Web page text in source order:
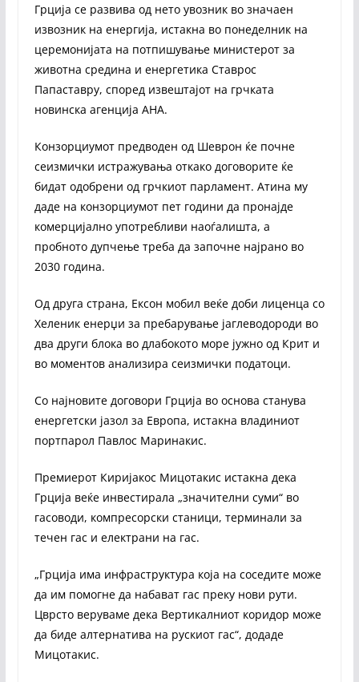
Грција се развива од нето увозник во значаен
извозник на енергија, истакна во понеделник на
церемонијата на потпишување министерот за
животна средина и енергетика Ставрос
Папаставру, според извештајот на грчката
новинска агенција АНА.
Конзорциумот предводен од Шеврон ќе почне
сеизмички истражувања откако договорите ќе
бидат одобрени од грчкиот парламент. Атина му
даде на конзорциумот пет години да пронајде
комерцијално употребливи наоѓалишта, а
пробното дупчење треба да започне најрано во
2030 година.
Од друга страна, Ексон мобил веќе доби лиценца со
Хеленик енерџи за пребарување јаглеводороди во
два други блока во длабокото море јужно од Крит и
во моментов анализира сеизмички податоци.
Со најновите договори Грција во основа станува
енергетски јазол за Европа, истакна владиниот
портпарол Павлос Маринакис.
Премиерот Киријакос Мицотакис истакна дека
Грција веќе инвестирала „значителни суми“ во
гасоводи, компресорски станици, терминали за
течен гас и електрани на гас.
„Грција има инфраструктура која на соседите може
да им помогне да набават гас преку нови рути.
Цврсто веруваме дека Вертикалниот коридор може
да биде алтернатива на рускиот гас“, додаде
Мицотакис.